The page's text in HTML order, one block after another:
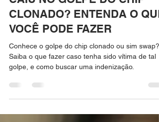
IgorGalvão Advocacia
20 de out. de 2023
CAIU NO GOLPE DO CHIP
CLONADO? ENTENDA O QUE
VOCÊ PODE FAZER
Conhece o golpe do chip clonado ou sim swap?
Saiba o que fazer caso tenha sido vítima de tal